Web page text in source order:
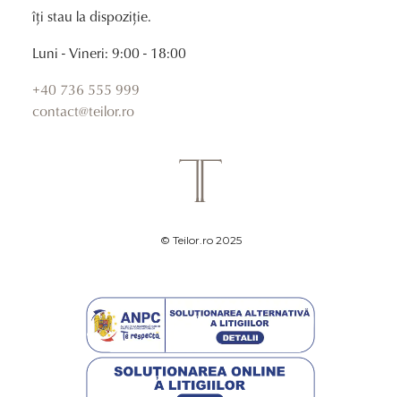
îți stau la dispoziție.
Luni - Vineri: 9:00 - 18:00
+40 736 555 999
contact@teilor.ro
© Teilor.ro 2025